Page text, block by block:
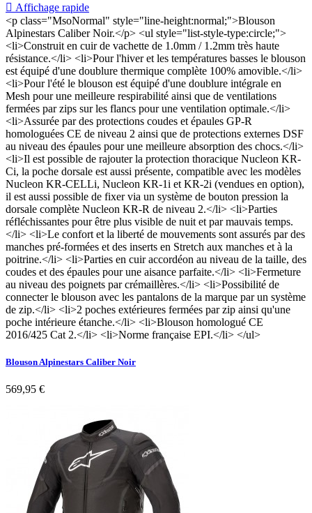
 Affichage rapide
<p class="MsoNormal" style="line-height:normal;">Blouson
Alpinestars Caliber Noir.</p> <ul style="list-style-type:circle;">
<li>Construit en cuir de vachette de 1.0mm / 1.2mm très haute
résistance.</li> <li>Pour l'hiver et les températures basses le blouson
est équipé d'une doublure thermique complète 100% amovible.</li>
<li>Pour l'été le blouson est équipé d'une doublure intégrale en
Mesh pour une meilleure respirabilité ainsi que de ventilations
fermées par zips sur les flancs pour une ventilation optimale.</li>
<li>Assurée par des protections coudes et épaules GP-R
homologuées CE de niveau 2 ainsi que de protections externes DSF
au niveau des épaules pour une meilleure absorption des chocs.</li>
<li>Il est possible de rajouter la protection thoracique Nucleon KR-
Ci, la poche dorsale est aussi présente, compatible avec les modèles
Nucleon KR-CELLi, Nucleon KR-1i et KR-2i (vendues en option),
il est aussi possible de fixer via un système de bouton pression la
dorsale complète Nucleon KR-R de niveau 2.</li> <li>Parties
réfléchissantes pour être plus visible de nuit et par mauvais temps.
</li> <li>Le confort et la liberté de mouvements sont assurés par des
manches pré-formées et des inserts en Stretch aux manches et à la
poitrine.</li> <li>Parties en cuir accordéon au niveau de la taille, des
coudes et des épaules pour une aisance parfaite.</li> <li>Fermeture
au niveau des poignets par crémaillères.</li> <li>Possibilité de
connecter le blouson avec les pantalons de la marque par un système
de zip.</li> <li>2 poches extérieures fermées par zip ainsi qu'une
poche intérieure étanche.</li> <li>Blouson homologué CE
2016/425 Cat 2.</li> <li>Norme française EPI.</li> </ul>
Blouson Alpinestars Caliber Noir
569,95 €